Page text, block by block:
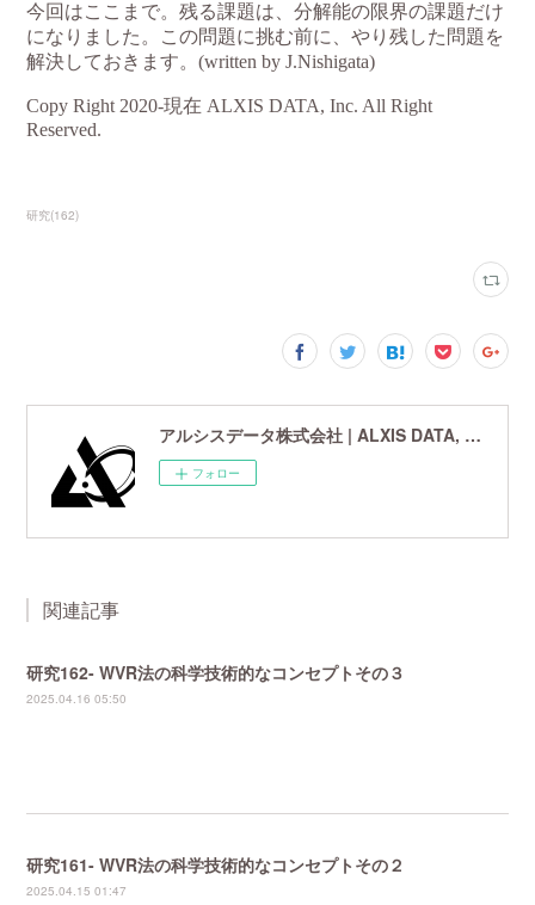
研究(162)
アルシスデータ株式会社 | ALXIS DATA, Inc. | 世界最先端の画像鮮鋭化技術研究開発企業
フォロー
関連記事
研究162- WVR法の科学技術的なコンセプトその３
2025.04.16 05:50
研究161- WVR法の科学技術的なコンセプトその２
2025.04.15 01:47